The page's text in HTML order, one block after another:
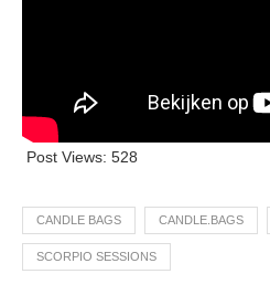
Post Views: 528
CANDLE BAGS CANDLE.BAGS
SCORPIO SESSIONS